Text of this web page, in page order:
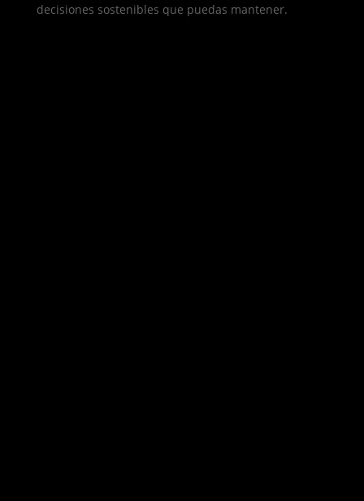
decisiones sostenibles que puedas mantener.